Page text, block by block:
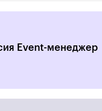
Event-менеджер